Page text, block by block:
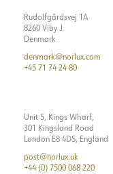
Rudolfgårdsvej 1A
8260 Viby J
Denmark
denmark@norlux.com
+45 71 74 24 80
Unit 5, Kings Wharf,
301 Kingsland Road
London E8 4DS, England
post@norlux.uk
+44 (0) 7500 068 220